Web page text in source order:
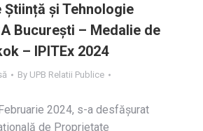
Știință și Tehnologie
București – Medalie de
– IPITEx 2024
By UPB Relatii Publice
2024, s-a desfășurat
de Proprietate